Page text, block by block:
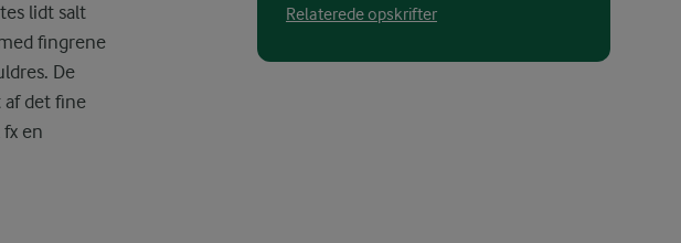
Relaterede opskrifter
lidt salt
fingrene
De
af det fine
en